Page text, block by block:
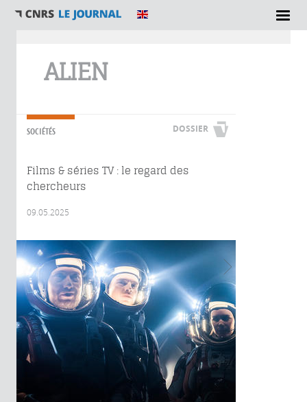
ALIEN
SOCIÉTÉS DOSSIER
Films & séries TV : le regard des
chercheurs
09.05.2025